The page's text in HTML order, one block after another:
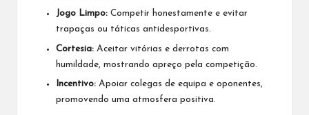
Jogo Limpo: Competir honestamente e evitar
trapaças ou táticas antidesportivas.
Cortesia: Aceitar vitórias e derrotas com
humildade, mostrando apreço pela competição.
Incentivo: Apoiar colegas de equipa e oponentes,
promovendo uma atmosfera positiva.